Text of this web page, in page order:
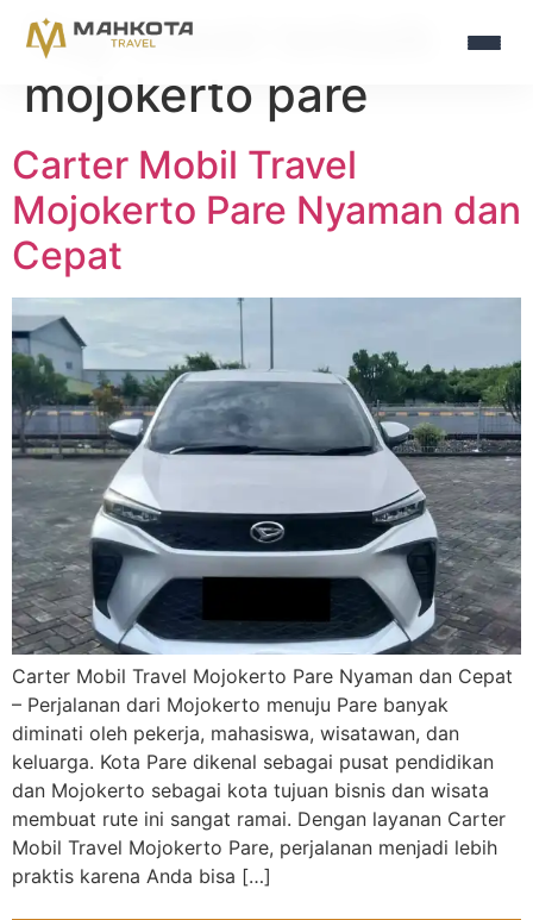
Tag:travel terbaik
mojokerto pare
Carter Mobil Travel
Mojokerto Pare Nyaman dan
Cepat
Carter Mobil Travel Mojokerto Pare Nyaman dan Cepat
– Perjalanan dari Mojokerto menuju Pare banyak
diminati oleh pekerja, mahasiswa, wisatawan, dan
keluarga. Kota Pare dikenal sebagai pusat pendidikan
dan Mojokerto sebagai kota tujuan bisnis dan wisata
membuat rute ini sangat ramai. Dengan layanan Carter
Mobil Travel Mojokerto Pare, perjalanan menjadi lebih
praktis karena Anda bisa […]